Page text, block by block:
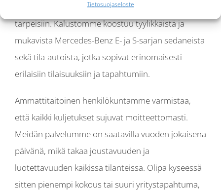
Tietosuojaseloste
niin yksittäisten henkilöiden kuin yritystenkin
tarpeisiin. Kalustomme koostuu tyylikkäistä ja
mukavista Mercedes-Benz E- ja S-sarjan sedaneista
sekä tila-autoista, jotka sopivat erinomaisesti
erilaisiin tilaisuuksiin ja tapahtumiin.
Ammattitaitoinen henkilökuntamme varmistaa,
että kaikki kuljetukset sujuvat moitteettomasti.
Meidän palvelumme on saatavilla vuoden jokaisena
päivänä, mikä takaa joustavuuden ja
luotettavuuden kaikissa tilanteissa. Olipa kyseessä
sitten pienempi kokous tai suuri yritystapahtuma,